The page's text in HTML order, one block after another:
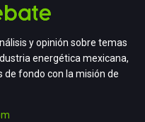
y opinión sobre temas
energética mexicana,
de fondo con la misión de